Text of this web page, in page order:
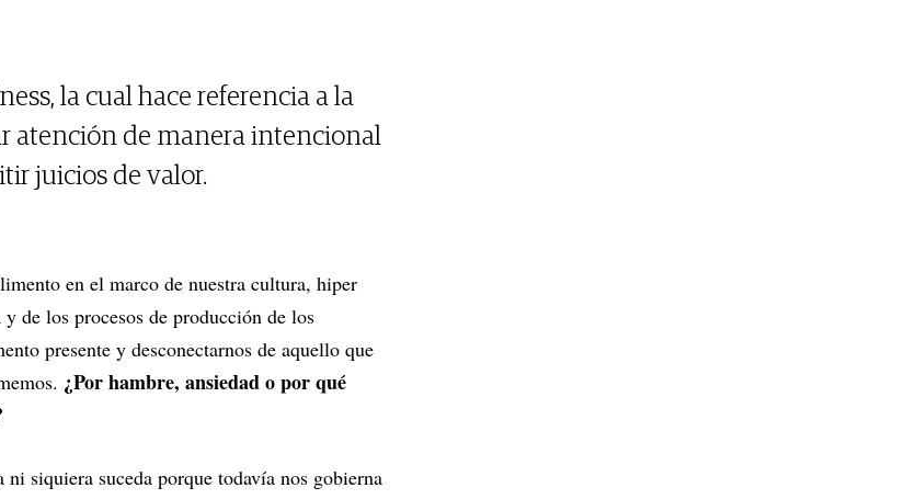
la cual hace referencia a la
atención de manera intencional
juicios de valor.
en el marco de nuestra cultura, hiper
de los procesos de producción de los
presente y desconectarnos de aquello que
¿Por hambre, ansiedad o por qué
siquiera suceda porque todavía nos gobierna